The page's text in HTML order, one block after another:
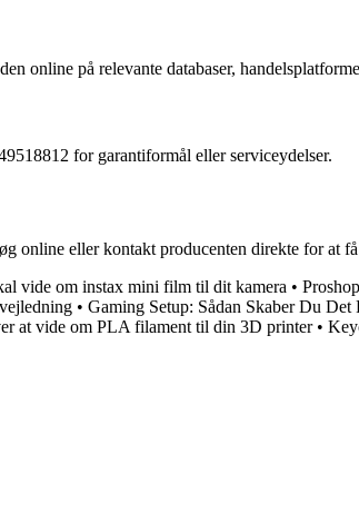
online på relevante databaser,
for garantiformål eller serviceydelser.
eller kontakt producenten direkte for at
vide om instax mini film til dit kamera •
• Gaming Setup: Sådan Skaber Du Det
at vide om PLA filament til din 3D printer•